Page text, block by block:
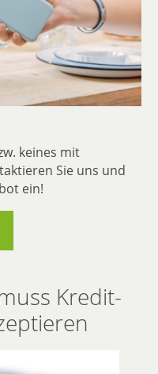
keines mit
Sie uns und
ein!
Kredit-